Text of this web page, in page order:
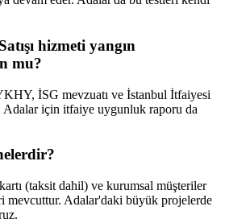
hizmeti yangın
mu?
İSG mevzuatı ve İstanbul İtfaiyesi
için itfaiye uygunluk raporu da
(taksit dahil) ve kurumsal müşteriler
mevcuttur. Adalar'daki büyük projelerde